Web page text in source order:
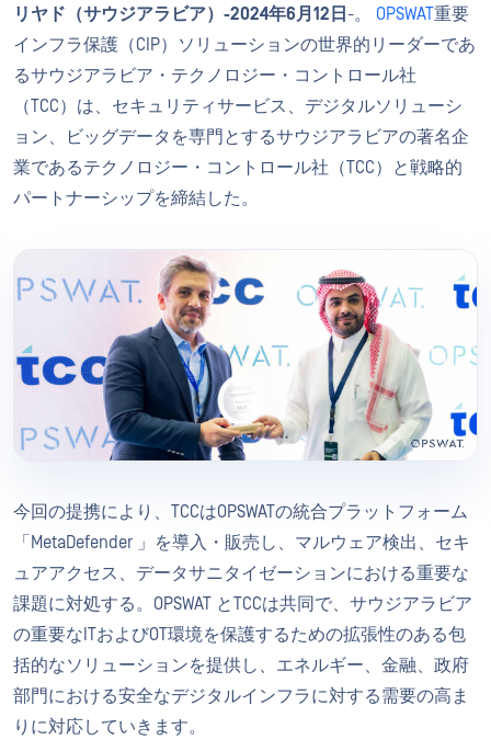
リヤド（サウジアラビア）-2024年6月12日 -。 OPSWAT重要
インフラ保護（CIP）ソリューションの世界的リーダーであ
るサウジアラビア・テクノロジー・コントロール社
（TCC）は、セキュリティサービス、デジタルソリューシ
ョン、ビッグデータを専門とするサウジアラビアの著名企
業であるテクノロジー・コントロール社（TCC）と戦略的
パートナーシップを締結した。
今回の提携により、TCCはOPSWATの統合プラットフォーム
「MetaDefender 」を導入・販売し、マルウェア検出、セキ
ュアアクセス、データサニタイゼーションにおける重要な
課題に対処する。OPSWAT とTCCは共同で、サウジアラビア
の重要なITおよびOT環境を保護するための拡張性のある包
括的なソリューションを提供し、エネルギー、金融、政府
部門における安全なデジタルインフラに対する需要の高ま
りに対応していきます。